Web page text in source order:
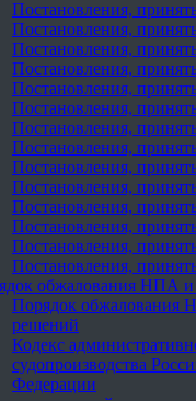
Постановления,
Постановления,
Постановления,
Постановления,
Постановления,
Постановления,
Постановления,
Постановления,
Постановления,
Постановления,
Постановления,
Постановления,
Постановления,
Постановления,
обжалования НПА
Порядок обжалования
решений
Кодекс
судопроизводства
Федерации